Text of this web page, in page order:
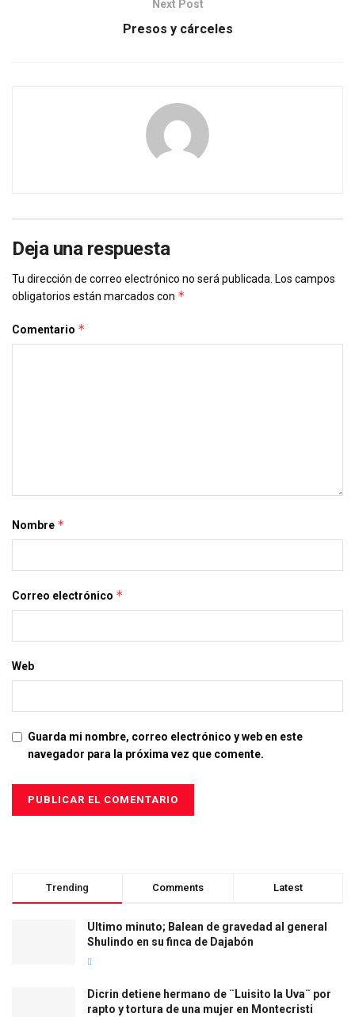
Next Post
Presos y cárceles
Deja una respuesta
Tu dirección de correo electrónico no será publicada. Los campos
obligatorios están marcados con *
Comentario *
Nombre *
Correo electrónico *
Web
Guarda mi nombre, correo electrónico y web en este
navegador para la próxima vez que comente.
Trending Comments Latest
Ultimo minuto; Balean de gravedad al general
Shulindo en su finca de Dajabón
Dicrin detiene hermano de ¨Luisito la Uva¨ por
rapto y tortura de una mujer en Montecristi